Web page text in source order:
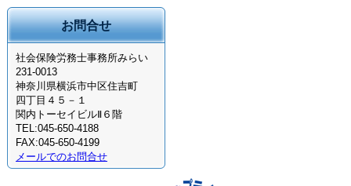
お問合せ
社会保険労務士事務所みらい
231-0013
神奈川県横浜市中区住吉町
四丁目４５－１
関内トーセイビルⅡ６階
TEL:045-650-4188
FAX:045-650-4199
メールでのお問合せ